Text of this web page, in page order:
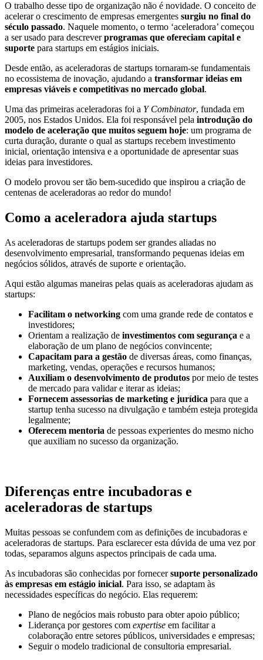
O trabalho desse tipo de organização não é novidade. O conceito de
acelerar o crescimento de empresas emergentes surgiu no final do
século passado. Naquele momento, o termo ‘aceleradora’ começou
a ser usado para descreverprogramas que ofereciam capital e
suporte para startups em estágios iniciais.
Desde então, as aceleradoras de startups tornaram-se fundamentais
no ecossistema de inovação, ajudando a transformar ideias em
empresas viáveis e competitivas no mercado global.
Uma das primeiras aceleradoras foi a Y Combinator, fundada em
2005, nos Estados Unidos. Ela foi responsável pela introdução do
modelo de aceleração que muitos seguem hoje: um programa de
curta duração, durante o qual as startups recebem investimento
inicial, orientação intensiva e a oportunidade de apresentar suas
ideias para investidores.
O modelo provou ser tão bem-sucedido que inspirou a criação de
centenas de aceleradoras ao redor do mundo!
Como a aceleradora ajuda startups
As aceleradoras de startups podem ser grandes aliadas no
desenvolvimento empresarial, transformando pequenas ideias em
negócios sólidos, através de suporte e orientação.
Aqui estão algumas maneiras pelas quais as aceleradoras ajudam as
startups:
Facilitam o networking com uma grande rede de contatos e
investidores;
Orientam a realização de investimentos com segurança e a
elaboração de um plano de negócios convincente;
Capacitam para a gestão de diversas áreas, como finanças,
marketing, vendas, operações e recursos humanos;
Auxiliam o desenvolvimento de produtos por meio de testes
de mercado para validar e iterar as ideias;
Fornecem assessorias de marketing e jurídica para que a
startup tenha sucesso na divulgação e também esteja protegida
legalmente;
Oferecem mentoria de pessoas experientes do mesmo nicho
que auxiliam no sucesso da organização.
Diferenças entre incubadoras e
aceleradoras de startups
Muitas pessoas se confundem com as definições de incubadoras e
aceleradoras de startups. Para esclarecer esta dúvida de uma vez por
todas, separamos alguns aspectos principais de cada uma.
As incubadoras são conhecidas por fornecersuporte personalizado
às empresas em estágio inicial. Para isso, se adaptam às
necessidades específicas do negócio. Elas requerem:
Plano de negócios mais robusto para obter apoio público;
Liderança por gestores com expertise em facilitar a
colaboração entre setores públicos, universidades e empresas;
Seguir o modelo tradicional de consultoria empresarial.